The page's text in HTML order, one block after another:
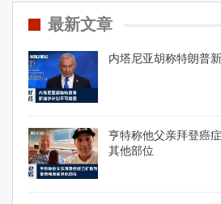
最新文章
内塔尼亚胡称特朗普
亨特称他父亲拜登癌
其他部位